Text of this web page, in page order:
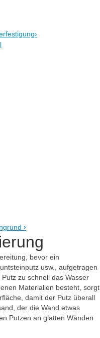
›
›
bevor ein
usw., aufgetragen
zu schnell das Wasser
Materialien besteht, sorgt
damit der Putz überall
der die Wand etwas
Putzen an glatten Wänden